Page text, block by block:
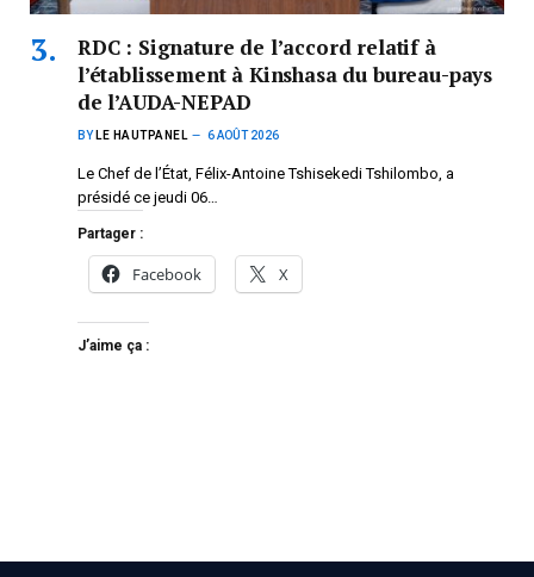
RDC : Signature de l’accord relatif à
l’établissement à Kinshasa du bureau-pays
de l’AUDA-NEPAD
BY LE HAUTPANEL 6 AOÛT 2026
Le Chef de l’État, Félix-Antoine Tshisekedi Tshilombo, a
présidé ce jeudi 06…
Partager :
Facebook X
J’aime ça :